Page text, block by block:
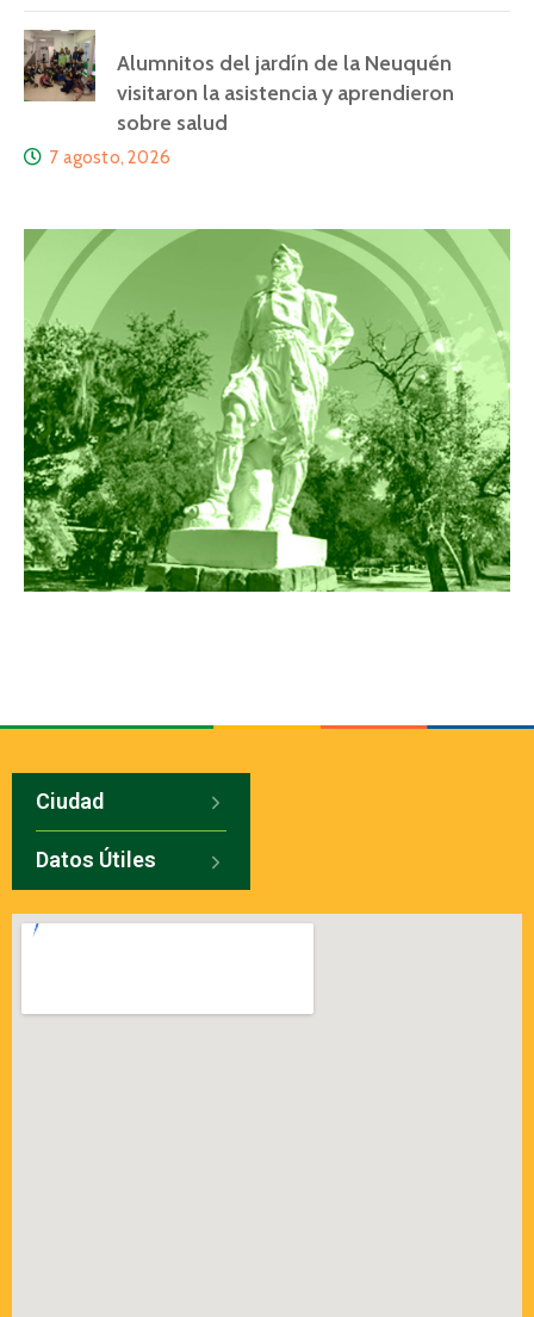
Alumnitos del jardín de la Neuquén
visitaron la asistencia y aprendieron
sobre salud
7 agosto, 2026
Ciudad
Datos Útiles